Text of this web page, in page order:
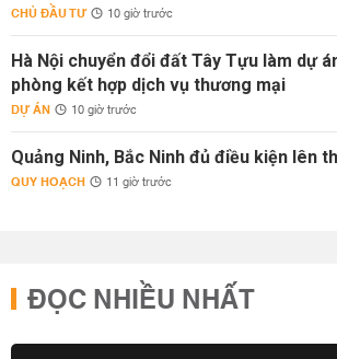
CHỦ ĐẦU TƯ 10 giờ trước
Hà Nội chuyển đổi đất Tây Tựu làm dự
phòng kết hợp dịch vụ thương mại
DỰ ÁN 10 giờ trước
Quảng Ninh, Bắc Ninh đủ điều kiện lên
QUY HOẠCH 11 giờ trước
ĐỌC NHIỀU NHẤT